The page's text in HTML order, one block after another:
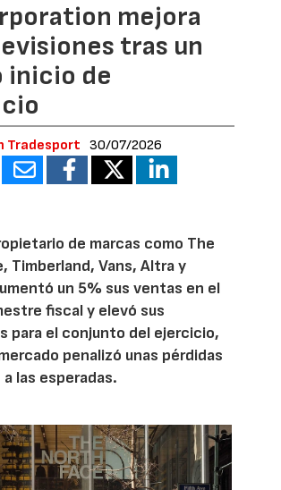
mejora
tras un
inicio de
Tradesport 30/07/2026
de marcas como The
Timberland, Vans, Altra y
un 5% sus ventas en el
fiscal y elevó sus
para el conjunto del ejercicio,
penalizó unas pérdidas
las esperadas.